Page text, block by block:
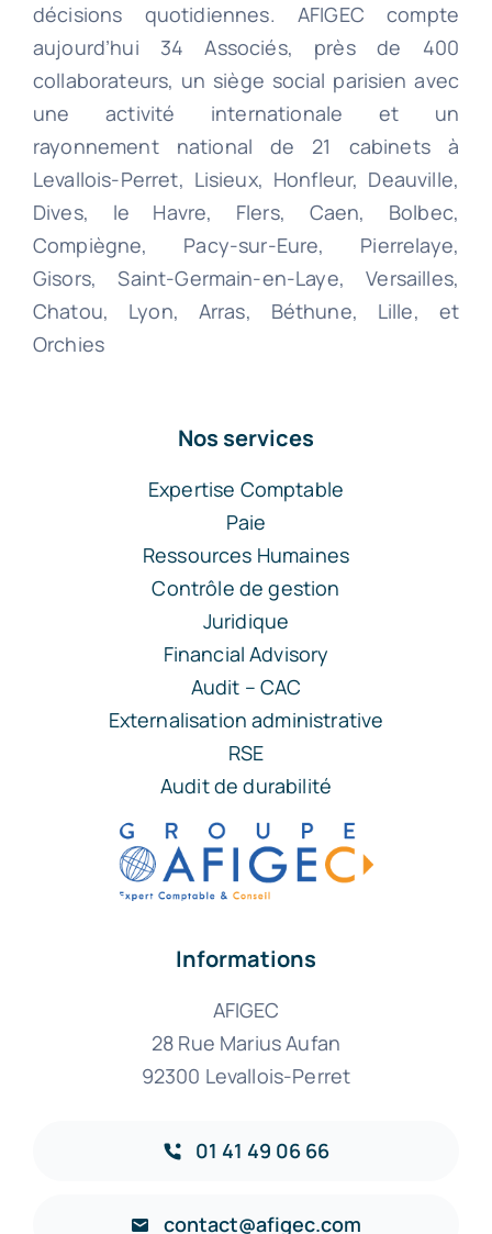
décisions quotidiennes. AFIGEC compte
aujourd’hui 34 Associés, près de 400
collaborateurs, un siège social parisien avec
une activité internationale et un
rayonnement national de 21 cabinets à
Levallois-Perret, Lisieux, Honfleur, Deauville,
Dives, le Havre, Flers, Caen, Bolbec,
Compiègne, Pacy-sur-Eure, Pierrelaye,
Gisors, Saint-Germain-en-Laye, Versailles,
Chatou, Lyon, Arras, Béthune, Lille, et
Orchies
Nos services
Expertise Comptable
Paie
Ressources Humaines
Contrôle de gestion
Juridique
Financial Advisory
Audit – CAC
Externalisation administrative
RSE
Audit de durabilité
Informations
AFIGEC
28 Rue Marius Aufan
92300 Levallois-Perret
01 41 49 06 66
contact@afigec.com